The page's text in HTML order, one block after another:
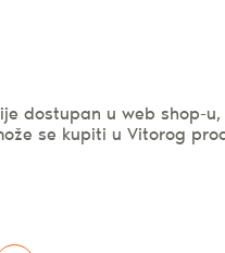
dostupan u web shop-u,
se kupiti u Vitorog